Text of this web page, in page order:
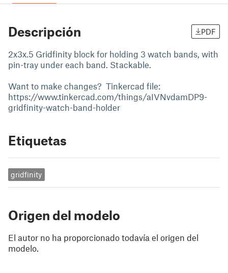
Descripción PDF
2x3x.5 Gridfinity block for holding 3 watch bands, with
pin-tray under each band. Stackable.
Want to make changes? Tinkercad file:
https://www.tinkercad.com/things/aIVNvdamDP9-
gridfinity-watch-band-holder
Etiquetas
gridfinity
Origen del modelo
El autor no ha proporcionado todavía el origen del
modelo.